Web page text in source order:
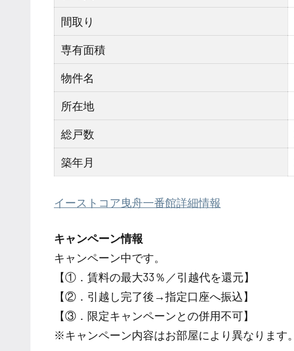
間取り
専有面積
物件名
所在地
総戸数
築年月
イーストコア曳舟一番館詳細情報
キャンペーン情報
キャンペーン中です。
【①．賃料の最大33％／引越代を還元】
【②．引越し完了後→指定口座へ振込】
【③．限定キャンペーンとの併用不可】
※キャンペーン内容はお部屋により異なります。